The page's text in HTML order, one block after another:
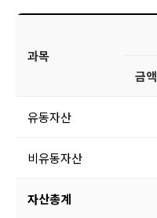
과목
금액
유동자산
비유동자산
자산총계